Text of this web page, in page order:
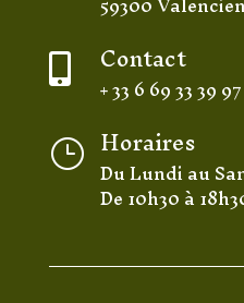
 Contact
+ 33 6 69 33 39 97
} Horaires
Du Lundi au
De 10h30 à